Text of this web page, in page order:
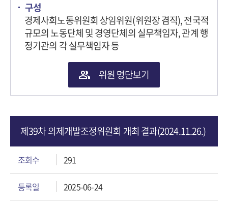
구성
경제사회노동위원회 상임위원(위원장 겸직), 전국적
규모의 노동단체 및 경영단체의 실무책임자, 관계 행
정기관의 각 실무책임자 등
위원 명단보기
제39차 의제개발조정위원회 개최 결과(2024.11.26.)
조회수 291
등록일 2025-06-24